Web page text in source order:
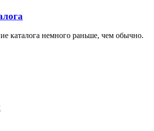
каталога немного раньше, чем обычно.